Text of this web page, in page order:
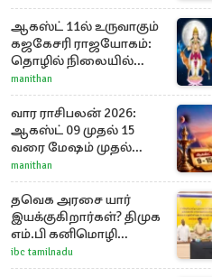
ஆகஸ்ட் 11ல் உருவாகும்
கஜகேசரி ராஜயோகம்:
தொழில் நிலையில்
அதிர்ஷ்டம் பெறும் 3
ராசிகள்!
manithan
வார ராசிபலன் 2026:
ஆகஸ்ட் 09 முதல் 15
வரை மேஷம் முதல்
மீனம் வரை முழு
பலன்கள்
manithan
தவெக அரசை யார்
இயக்குகிறார்கள்? திமுக
எம்.பி கனிமொழி
கேள்வி
ibc tamilnadu